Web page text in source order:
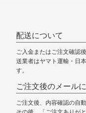
配送について
ご入金またはご注文確認
送業者はヤマト運輸・日
す。
ご注文後のメール
ご注文後、内容確認の自